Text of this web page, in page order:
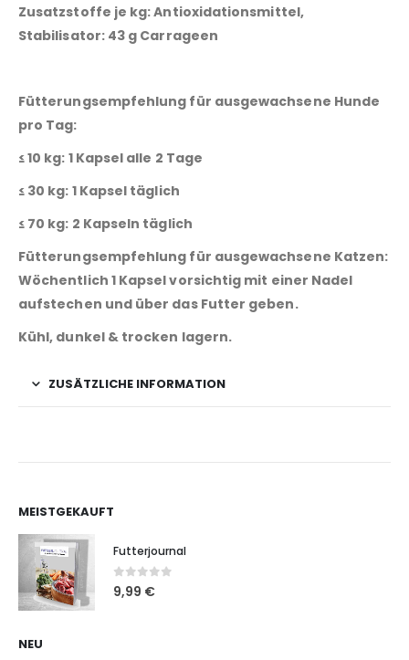
Zusatzstoffe je kg:Antioxidationsmittel,
Stabilisator: 43 g Carrageen
Fütterungsempfehlung für ausgewachsene Hunde
pro Tag:
≤ 10 kg: 1 Kapsel alle 2 Tage
≤ 30 kg: 1 Kapsel täglich
≤ 70 kg: 2 Kapseln täglich
Fütterungsempfehlung für ausgewachsene Katzen:
Wöchentlich 1 Kapsel vorsichtig mit einer Nadel
aufstechen und über das Futter geben.
Kühl, dunkel & trocken lagern.
ZUSÄTZLICHE INFORMATION
MEISTGEKAUFT
Futterjournal
0 out of 5
9,99 €
NEU